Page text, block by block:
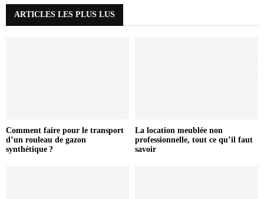
ARTICLES LES PLUS LUS
Comment faire pour le transport
d’un rouleau de gazon
synthétique ?
La location meublée non
professionnelle, tout ce qu’il faut
savoir